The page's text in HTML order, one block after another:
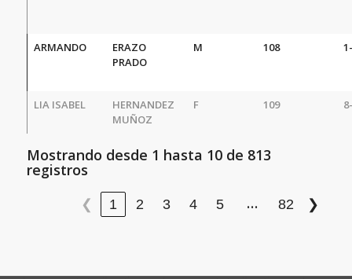
ARMANDO
ERAZO
PRADO
M 108
LIA ISABEL
HERNANDEZ
MUÑOZ
F 109
Mostrando desde 1 hasta 10 de 813
registros
❮ 1 2 3 4 5 … 82 ❯